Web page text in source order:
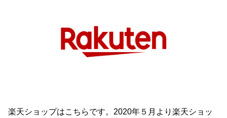
楽天ショップはこちらです。2020年５月より楽天ショッ